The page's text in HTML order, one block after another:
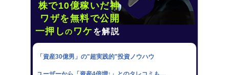
株で10億稼いだ神
ワザを無料で公開
一押しの ワケを解説
「資産30億男」の"超実践的"投資ノウハウ